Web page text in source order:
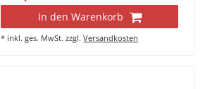
In den Warenkorb
* inkl. ges. MwSt. zzgl.Versandkosten